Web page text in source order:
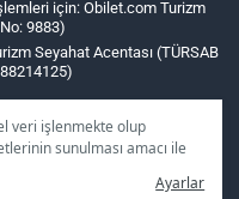
veri işlenmekte olup
sunulması amacı ile
size özel
seçeneğineAyarlar
için: Obilet.com Turizm
9883)
Seyahat Acentası (TÜRSAB